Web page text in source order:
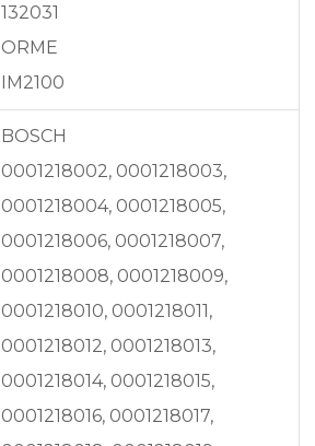
132031
ORME
IM2100
BOSCH
0001218002, 0001218003,
0001218004, 0001218005,
0001218006, 0001218007,
0001218008, 0001218009,
0001218010, 0001218011,
0001218012, 0001218013,
0001218014, 0001218015,
0001218016, 0001218017,